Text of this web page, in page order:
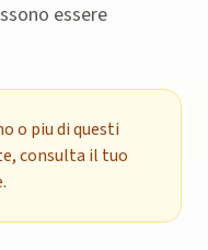
essere
o piu di questi
consulta il tuo